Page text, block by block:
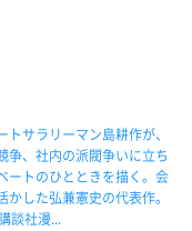
サラリーマン島耕作が、
争、社内の派閥争いに立ち
ートのひとときを描く。会
した弘兼憲史の代表作。
談社漫...